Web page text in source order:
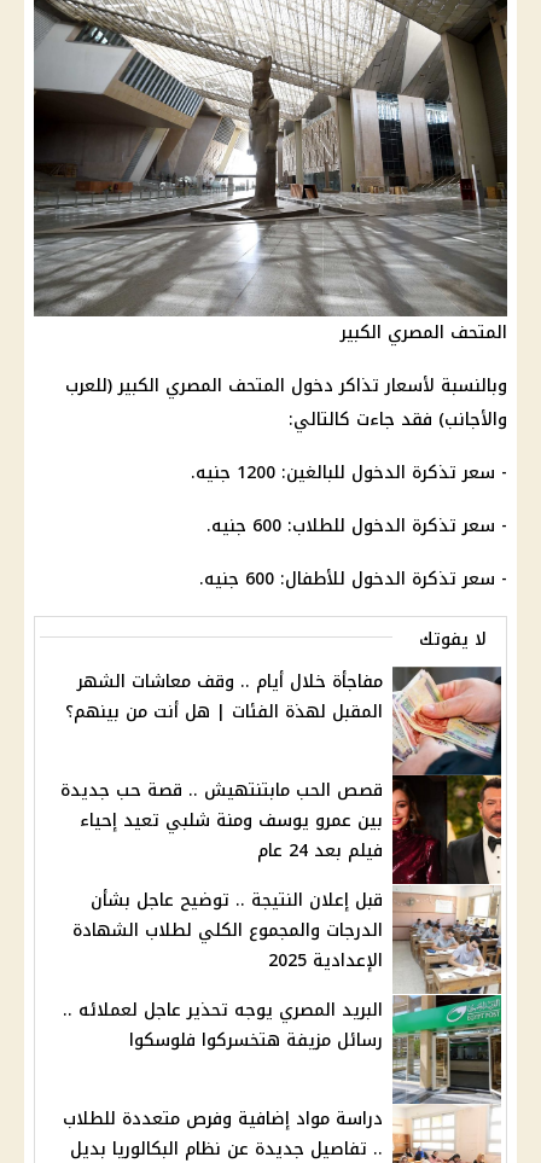
المتحف المصري الكبير
وبالنسبة لأسعار تذاكر دخول المتحف المصري الكبير (للعرب
والأجانب) فقد جاءت كالتالي:
- سعر تذكرة الدخول للبالغين: 1200 جنيه.
- سعر تذكرة الدخول للطلاب: 600 جنيه.
- سعر تذكرة الدخول للأطفال: 600 جنيه.
لا يفوتك
مفاجأة خلال أيام .. وقف معاشات الشهر
المقبل لهذة الفئات | هل أنت من بينهم؟
قصص الحب مابتنتهيش .. قصة حب جديدة
بين عمرو يوسف ومنة شلبي تعيد إحياء
فيلم بعد 24 عام
قبل إعلان النتيجة .. توضيح عاجل بشأن
الدرجات والمجموع الكلي لطلاب الشهادة
الإعدادية 2025
البريد المصري يوجه تحذير عاجل لعملائه ..
رسائل مزيفة هتخسركوا فلوسكوا
دراسة مواد إضافية وفرص متعددة للطلاب
.. تفاصيل جديدة عن نظام البكالوريا بديل